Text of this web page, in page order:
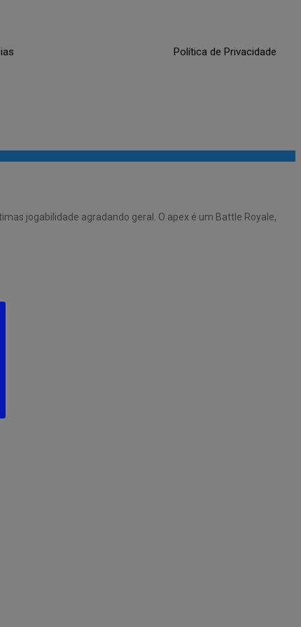
Política de Privacidade
jogabilidade agradando geral. O apex é um Battle Royale,